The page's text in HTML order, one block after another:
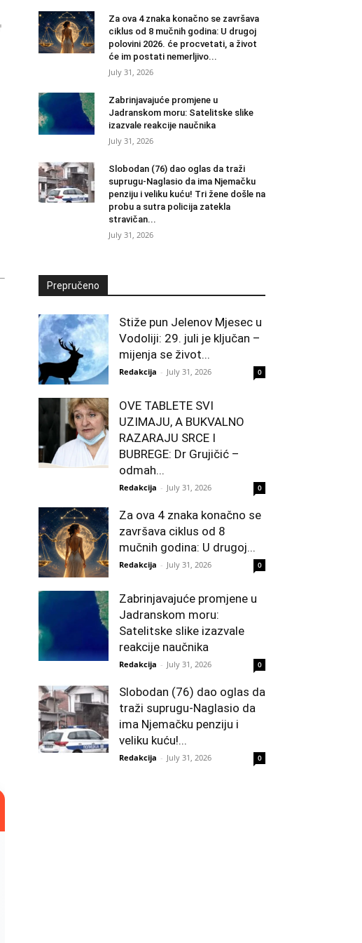
Za ova 4 znaka konačno se završava
ciklus od 8 mučnih godina: U drugoj
polovini 2026. će procvetati, a život
će im postati nemerljivo...
July 31, 2026
Zabrinjavajuće promjene u
Jadranskom moru: Satelitske slike
izazvale reakcije naučnika
July 31, 2026
Slobodan (76) dao oglas da traži
suprugu-Naglasio da ima Njemačku
penziju i veliku kuću! Tri žene došle na
probu a sutra policija zatekla
stravičan...
July 31, 2026
Prepručeno
Stiže pun Jelenov Mjesec u
Vodoliji: 29. juli je ključan –
mijenja se život...
Redakcija - July 31, 2026 0
OVE TABLETE SVI
UZIMAJU, A BUKVALNO
RAZARAJU SRCE I
BUBREGE: Dr Grujičić –
odmah...
Redakcija - July 31, 2026 0
Za ova 4 znaka konačno se
završava ciklus od 8
mučnih godina: U drugoj...
Redakcija - July 31, 2026 0
Zabrinjavajuće promjene u
Jadranskom moru:
Satelitske slike izazvale
reakcije naučnika
Redakcija - July 31, 2026 0
Slobodan (76) dao oglas da
traži suprugu-Naglasio da
ima Njemačku penziju i
veliku kuću!...
Redakcija - July 31, 2026 0